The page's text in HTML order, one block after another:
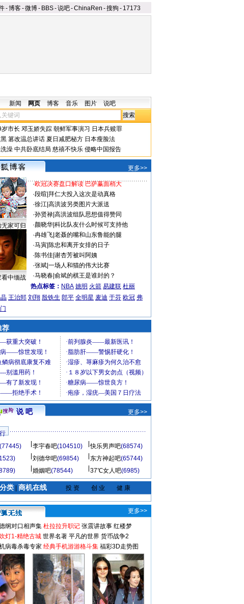
-博客-微博- BBS-说吧-ChinaRen -搜狗 - 17173
新闻 网页 博客 音乐 图片 说吧
市长 邓玉娇失踪 朝鲜军事演习 日本兵赎罪
篡改温总讲话 夏日减肥秘方 日本瘦脸法
澡 中共卧底结局 慈禧不快乐 侵略中国报告
更多>>
家可归
看中缅战
·欧冠决赛盘口解读 巴萨赢面稍大
·段暄 拜仁大投入这次是动真格
·徐江| 高洪波另类图片大派送
·孙贤禄| 高洪波组队思想值得赞同
·颜晓华| 科比队友什么时候可支持他
·冉雄飞| 老聂的嘴和山东鲁能的腿
·马寅| 陈忠和离开女排的日子
·陈书佳| 谢杏芳被叫阿姨
·张斌| 一场人和猫的伟大比赛
·马晓春| 俞斌的棋王是谁封的？
热点标签： NBA 姚明 火箭 易建联 杜丽
王治郅 刘翔 殷铁生 郎平 全明星 麦迪 于芬 欧冠 弗
荐
说 吧 更多>>
李宇春吧(104510) 快乐男声吧(68574)
刘德华吧(69854) 东方神起吧(65744)
婚姻吧(78544) 37℃女人吧(6985)
类| 商机在线 投 资 创 业 健 康
更多>>
纲对口相声集 杜拉拉升职记 张震讲故事 红楼梦
灯1-精绝古城 世界名著 平凡的世界 货币战争2
病毒杀毒专家 经典手机游游格斗集 福彩3D走势图